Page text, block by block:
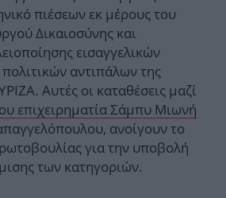
πιέσεων εκ μέρους του
Δικαιοσύνης και
εισαγγελικών
αντιπάλων της
Αυτές οι καταθέσεις μαζί
επιχειρηματία Σάμπυ Μιωνή
ανοίγουν το
για την υποβολή
των κατηγοριών.